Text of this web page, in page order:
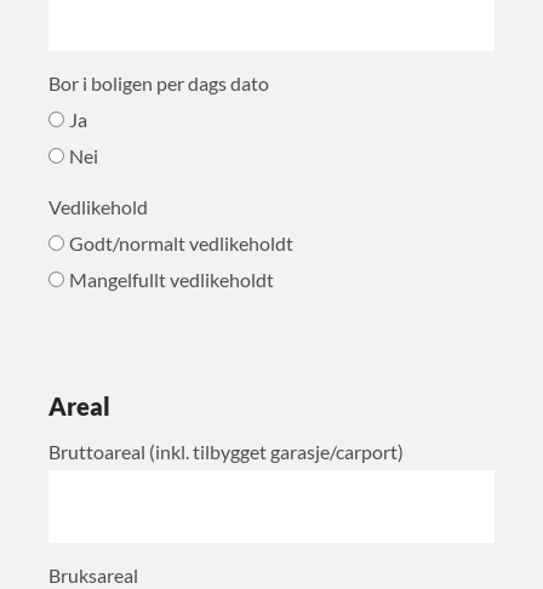
Bor i boligen per dags dato
Ja
Nei
Vedlikehold
Godt/normalt vedlikeholdt
Mangelfullt vedlikeholdt
Areal
Bruttoareal (inkl. tilbygget garasje/carport)
Bruksareal